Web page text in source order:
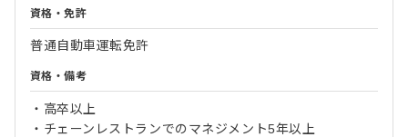
資格・免許
普通自動車運転免許
資格・備考
・高卒以上
・チェーンレストランでのマネジメント5年以上